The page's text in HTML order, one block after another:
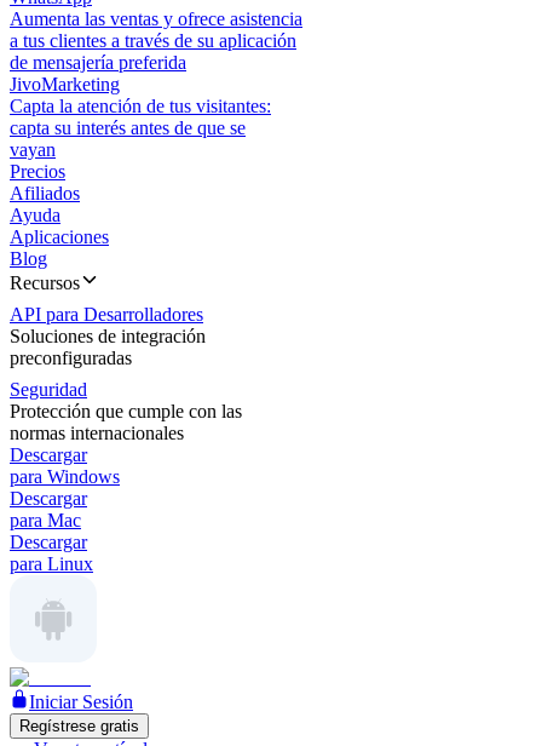
Aumenta las ventas y ofrece asistencia
a tus clientes a través de su aplicación
de mensajería preferida
JivoMarketing
Capta la atención de tus visitantes:
capta su interés antes de que se
vayan
Precios
Afiliados
Ayuda
Aplicaciones
Blog
Recursos
API para Desarrolladores
Soluciones de integración
preconfiguradas
Seguridad
Protección que cumple con las
normas internacionales
Descargar
para Windows
Descargar
para Mac
Descargar
para Linux
Iniciar Sesión
Regístrese gratis